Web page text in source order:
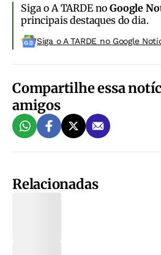
Siga o A TARDE noGoogle
principais destaques do dia.
Siga o A TARDE no Google
Compartilhe essa
amigos
Relacionadas